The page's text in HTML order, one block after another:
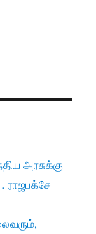
அரசுக்கு